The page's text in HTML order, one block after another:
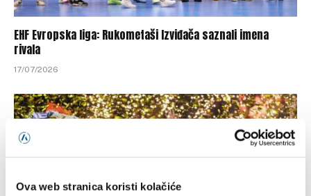
Ova web stranica koristi kolačiće
EHF Evropska liga: Rukometaši Izviđača saznali imena
rivala
17/07/2026